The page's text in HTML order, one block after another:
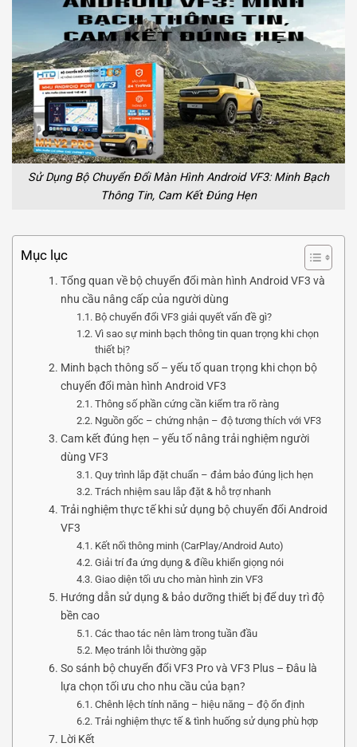
Sử Dụng Bộ Chuyển Đổi Màn Hình Android VF3: Minh Bạch
Thông Tin, Cam Kết Đúng Hẹn
Mục lục
Tổng quan về bộ chuyển đổi màn hình Android VF3 và
nhu cầu nâng cấp của người dùng
Bộ chuyển đổi VF3 giải quyết vấn đề gì?
Vì sao sự minh bạch thông tin quan trọng khi chọn
thiết bị?
Minh bạch thông số – yếu tố quan trọng khi chọn bộ
chuyển đổi màn hình Android VF3
Thông số phần cứng cần kiểm tra rõ ràng
Nguồn gốc – chứng nhận – độ tương thích với VF3
Cam kết đúng hẹn – yếu tố nâng trải nghiệm người
dùng VF3
Quy trình lắp đặt chuẩn – đảm bảo đúng lịch hẹn
Trách nhiệm sau lắp đặt & hỗ trợ nhanh
Trải nghiệm thực tế khi sử dụng bộ chuyển đổi Android
VF3
Kết nối thông minh (CarPlay/Android Auto)
Giải trí đa ứng dụng & điều khiển giọng nói
Giao diện tối ưu cho màn hình zin VF3
Hướng dẫn sử dụng & bảo dưỡng thiết bị để duy trì độ
bền cao
Các thao tác nên làm trong tuần đầu
Mẹo tránh lỗi thường gặp
So sánh bộ chuyển đổi VF3 Pro và VF3 Plus – Đâu là
lựa chọn tối ưu cho nhu cầu của bạn?
Chênh lệch tính năng – hiệu năng – độ ổn định
Trải nghiệm thực tế & tình huống sử dụng phù hợp
Lời Kết